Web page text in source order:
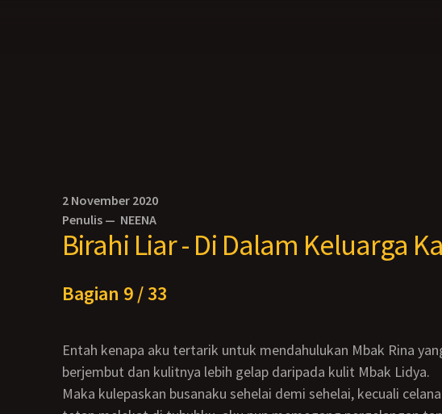
2 November 2020
Penulis — NEENA
Birahi Liar - Di Dalam Keluarga
Bagian 9 / 33
Entah kenapa aku tertarik untuk mendahulukan Mbak Rina yang kemaluannya
berjembut dan kulitnya lebih gelap daripada kulit Mbak Lidya.
Maka kulepaskan busanaku sehelai demi sehelai, kecuali celana dalam yang kubiarkan